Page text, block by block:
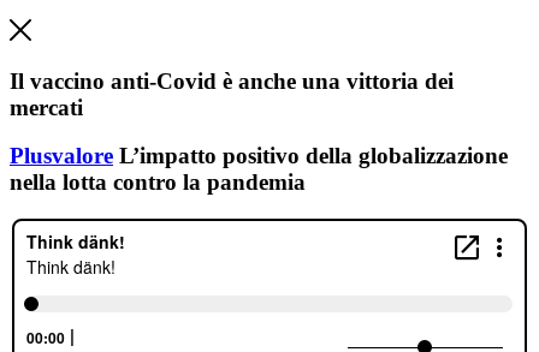
Il vaccino anti-Covid è anche una vittoria dei
mercati
Plusvalore L’impatto positivo della globalizzazione
nella lotta contro la pandemia